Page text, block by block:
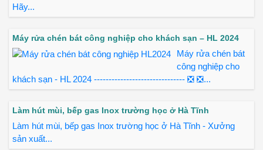
Hãy...
Máy rửa chén bát công nghiệp cho khách sạn – HL 2024
Máy rửa chén bát
công nghiệp cho
khách sạn - HL 2024 ------------------------------- ❎ ❎...
Làm hút mùi, bếp gas Inox trường học ở Hà Tĩnh
Làm hút mùi, bếp gas Inox trường học ở Hà Tĩnh - Xưởng
sản xuất...